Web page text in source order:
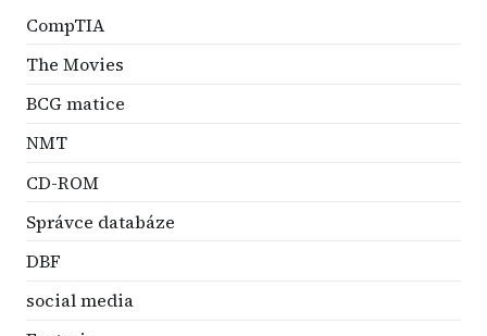
CompTIA
The Movies
BCG matice
NMT
CD-ROM
Správce databáze
DBF
social media